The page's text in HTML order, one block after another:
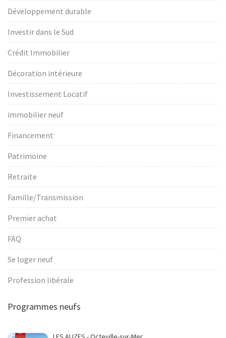
Développement durable
Investir dans le Sud
Crédit Immobilier
Décoration intérieure
Investissement Locatif
immobilier neuf
Financement
Patrimoine
Retraite
Famille/Transmission
Premier achat
FAQ
Se loger neuf
Profession libérale
Programmes neufs